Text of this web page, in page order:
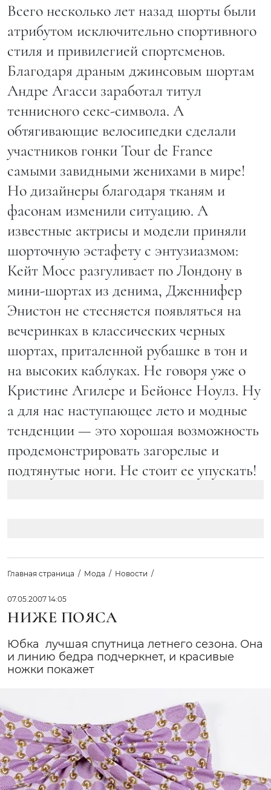
Всего несколько лет назад шорты были
атрибутом исключительно спортивного
стиля и привилегией спортсменов.
Благодаря драным джинсовым шортам
Андре Агасси заработал титул
теннисного секс-символа. А
обтягивающие велосипедки сделали
участников гонки Tour de France
самыми завидными женихами в мире!
Но дизайнеры благодаря тканям и
фасонам изменили ситуацию. А
известные актрисы и модели приняли
шорточную эстафету с энтузиазмом:
Кейт Мосс разгуливает по Лондону в
мини-шортах из денима, Дженнифер
Энистон не стесняется появляться на
вечеринках в классических черных
шортах, приталенной рубашке в тон и
на высоких каблуках. Не говоря уже о
Кристине Агилере и Бейонсе Ноулз. Ну
а для нас наступающее лето и модные
тенденции — это хорошая возможность
продемонстрировать загорелые и
подтянутые ноги. Не стоит ее упускать!
Главная страница Мода Новости
07.05.2007 14:05
НИЖЕ ПОЯСА
Юбка  лучшая спутница летнего сезона. Она
и линию бедра подчеркнет, и красивые
ножки покажет